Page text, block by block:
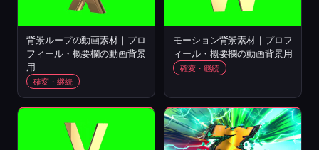
背景ループの動画素材｜プロ
フィール・概要欄の動画背景
用
確変・継続
モーション背景素材｜プロフ
ィール・概要欄の動画背景用
確変・継続